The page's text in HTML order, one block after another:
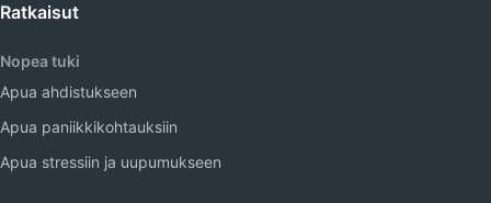
Ratkaisut
Nopea tuki
Apua ahdistukseen
Apua paniikkikohtauksiin
Apua stressiin ja uupumukseen